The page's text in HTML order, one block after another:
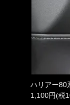
ハリアー80
1,100円(税